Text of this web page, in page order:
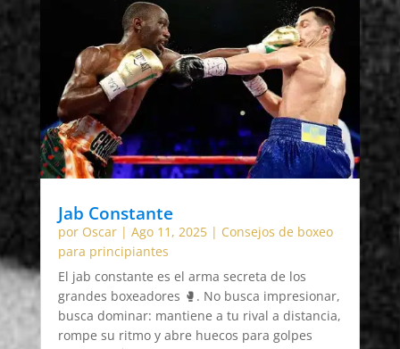
Jab Constante
por Oscar| Ago 11, 2025| Consejos de boxeo
para principiantes
El jab constante es el arma secreta de los
grandes boxeadores 🥊. No busca impresionar,
busca dominar: mantiene a tu rival a distancia,
rompe su ritmo y abre huecos para golpes